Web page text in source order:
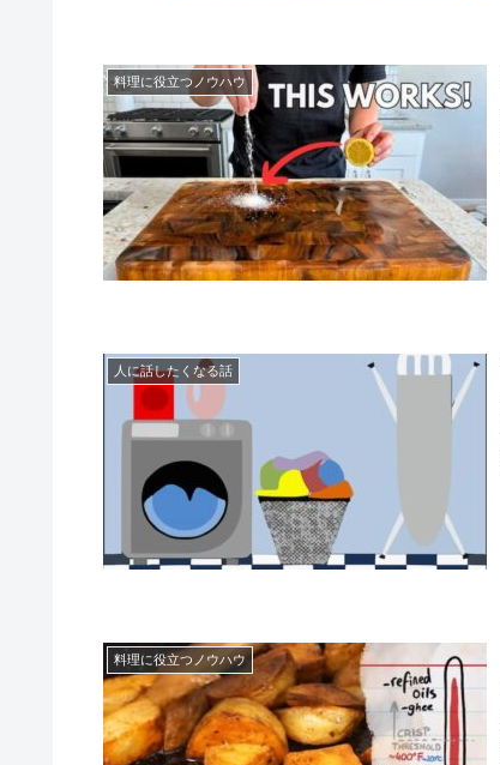
料理に役立つノウハウ
人に話したくなる話
料理に役立つノウハウ